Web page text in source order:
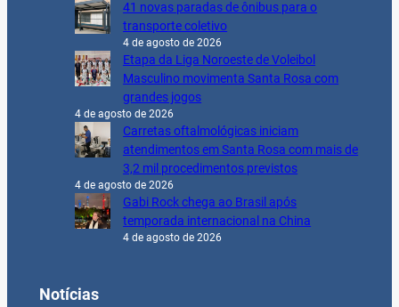
41 novas paradas de ônibus para o
transporte coletivo
4 de agosto de 2026
Etapa da Liga Noroeste de Voleibol
Masculino movimenta Santa Rosa com
grandes jogos
4 de agosto de 2026
Carretas oftalmológicas iniciam
atendimentos em Santa Rosa com mais de
3,2 mil procedimentos previstos
4 de agosto de 2026
Gabi Rock chega ao Brasil após
temporada internacional na China
4 de agosto de 2026
Notícias